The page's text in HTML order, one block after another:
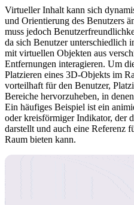
Virtueller Inhalt kann sich
und Orientierung des Benutzers
muss jedoch
da sich Benutzer unterschiedlich
mit virtuellen Objekten aus
Entfernungen interagieren. Um
Platzieren eines 3D-Objekts im
vorteilhaft für den Benutzer,
Bereiche hervorzuheben, in
Ein häufiges Beispiel ist ein
oder kreisförmiger Indikator, der
darstellt und auch eine Referenz
Raum bieten kann.